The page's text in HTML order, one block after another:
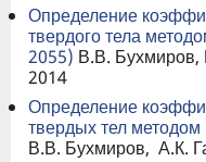
Определение
твердого тела
2055) В.В.
2014
Определение
твердых тел
В.В. Бухмиров, А.К.